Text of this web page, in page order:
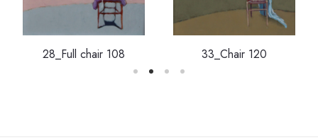
28_Full chair 108 33_Chair 120